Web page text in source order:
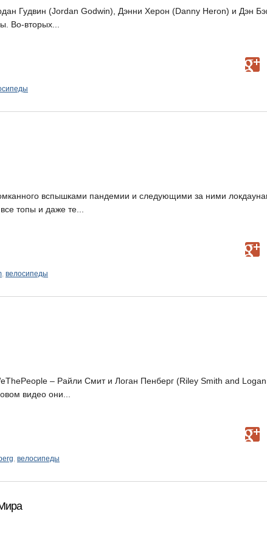
Гудвин (Jordan Godwin), Дэнни Херон (Danny Heron) и Дэн
Во-вторых...
вспышками пандемии и следующими за ними
топы и даже те...
, велосипеды
– Райли Смит и Логан Пенберг (Riley Smith and Logan
видео они...
, велосипеды